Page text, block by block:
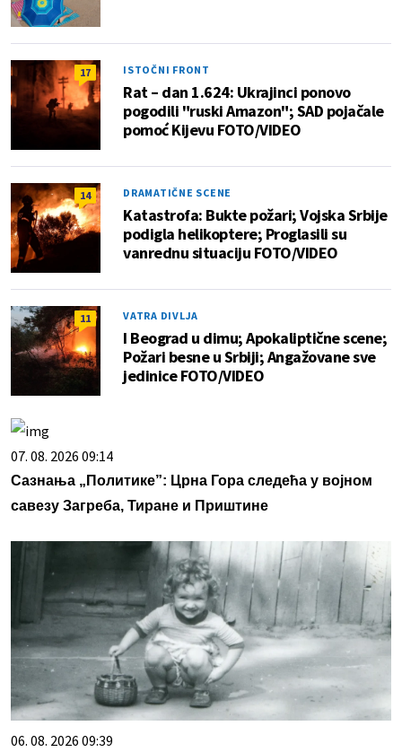
17 ISTOČNI FRONT
Rat – dan 1.624: Ukrajinci ponovo
pogodili "ruski Amazon"; SAD pojačale
pomoć Kijevu FOTO/VIDEO
14 DRAMATIČNE SCENE
Katastrofa: Bukte požari; Vojska Srbije
podigla helikoptere; Proglasili su
vanrednu situaciju FOTO/VIDEO
11 VATRA DIVLJA
I Beograd u dimu; Apokaliptične scene;
Požari besne u Srbiji; Angažovane sve
jedinice FOTO/VIDEO
07. 08. 2026 09:14
Сазнања „Политике”: Црна Гора следећа у војном
савезу Загреба, Тиране и Приштине
06. 08. 2026 09:39